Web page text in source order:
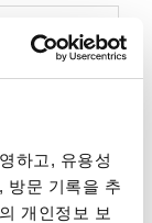
하고, 유용성
방문 기록을 추
개인정보 보